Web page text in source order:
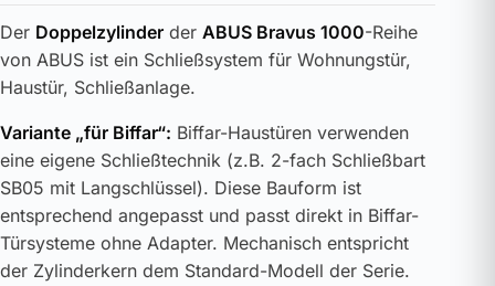
Der Doppelzylinder der ABUS Bravus 1000-Reihe
von ABUS ist ein Schließsystem für Wohnungstür,
Haustür, Schließanlage.
Variante „für Biffar“: Biffar-Haustüren verwenden
eine eigene Schließtechnik (z.B. 2-fach Schließbart
SB05 mit Langschlüssel). Diese Bauform ist
entsprechend angepasst und passt direkt in Biffar-
Türsysteme ohne Adapter. Mechanisch entspricht
der Zylinderkern dem Standard-Modell der Serie.